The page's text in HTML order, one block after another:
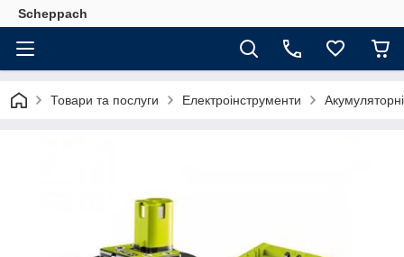
Scheppach
Товари та послуги Електроінструменти